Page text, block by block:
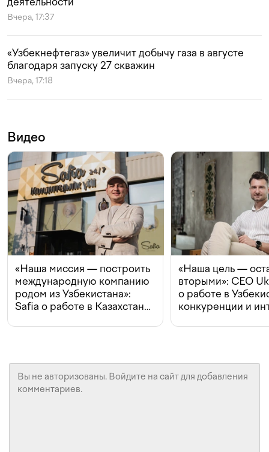
Вчера, 17:37
«Узбекнефтегаз» увеличит добычу газа в августе
благодаря запуску 27 скважин
Вчера, 17:18
Видео
«Наша миссия — построить
международную компанию
родом из Узбекистана»:
Safia о работе в Казахстане,
«Наша цель —
вторыми»: CEO
о работе в
конкуренции и